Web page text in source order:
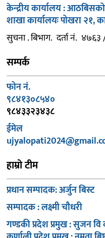
केन्द्रीय कार्यालय :
शाखा कार्यालयः पोखरा २१,
सुचना . बिभाग. दर्ता नं.
सम्पर्क
फोन नं.
९८४१३०८५४०
९८४३३२३४३८
ईमेल
हाम्रो टीम
प्रधान सम्पादक: अर्जुन बिस्ट
सम्पादक : लक्ष्मी चौधरी
गण्डकी प्रदेश प्रमुख : सुजन